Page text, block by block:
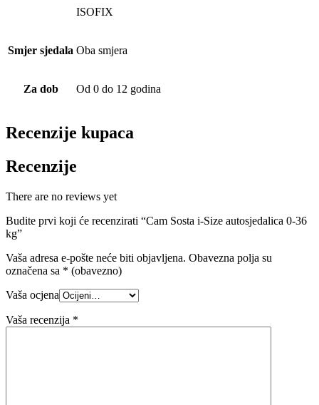
ISOFIX
Smjer sjedala Oba smjera
Za dob Od 0 do 12 godina
Recenzije kupaca
Recenzije
There are no reviews yet
Budite prvi koji će recenzirati “Cam Sosta i-Size autosjedalica 0-36
kg”
Vaša adresa e-pošte neće biti objavljena. Obavezna polja su
označena sa * (obavezno)
Vaša ocjena
Vaša recenzija *